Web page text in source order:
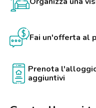
Fai un'offerta al
Prenota
aggiuntivi